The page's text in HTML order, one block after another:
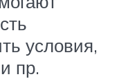
условия,
пр.